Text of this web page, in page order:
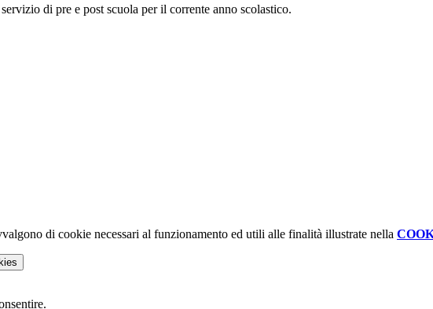
di pre e post scuola per il corrente anno scolastico.
di cookie necessari al funzionamento ed utili alle finalità illustrate nella